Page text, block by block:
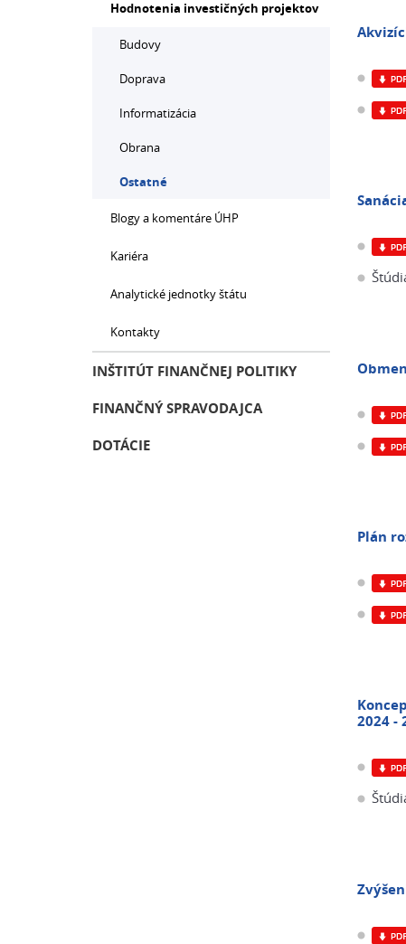
Plán
2024 -
Hodnotenia investičných projektov
Budovy
Doprava
Informatizácia
Obrana
Ostatné
Blogy a komentáre ÚHP
Kariéra
Analytické jednotky štátu
Kontakty
INŠTITÚT FINANČNEJ POLITIKY
FINANČNÝ SPRAVODAJCA
DOTÁCIE